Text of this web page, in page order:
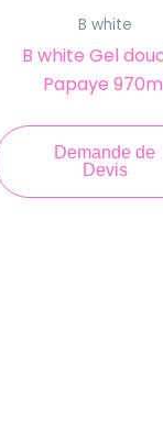
B white
B white Gel
Papaye
Demande de
Devis